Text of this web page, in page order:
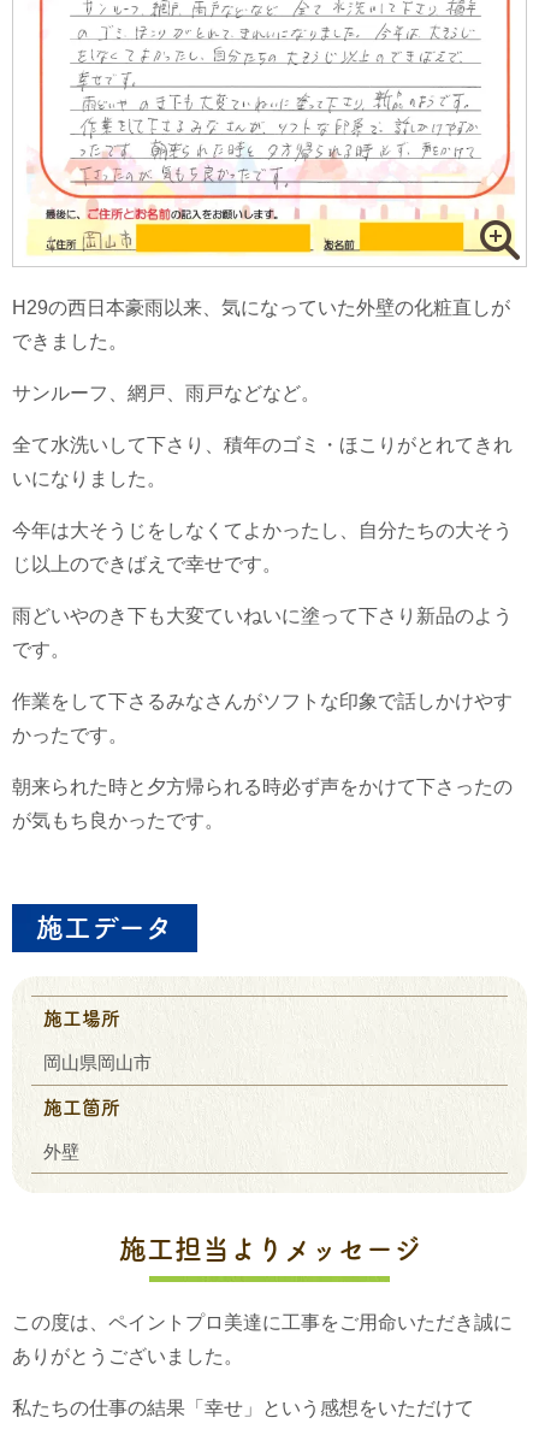
H29の西日本豪雨以来、気になっていた外壁の化粧直しが
できました。
サンルーフ、網戸、雨戸などなど。
全て水洗いして下さり、積年のゴミ・ほこりがとれてきれ
いになりました。
今年は大そうじをしなくてよかったし、自分たちの大そう
じ以上のできばえで幸せです。
雨どいやのき下も大変ていねいに塗って下さり新品のよう
です。
作業をして下さるみなさんがソフトな印象で話しかけやす
かったです。
朝来られた時と夕方帰られる時必ず声をかけて下さったの
が気もち良かったです。
施工データ
施工場所
岡山県岡山市
施工箇所
外壁
施工担当よりメッセージ
この度は、ペイントプロ美達に工事をご用命いただき誠に
ありがとうございました。
私たちの仕事の結果「幸せ」という感想をいただけて